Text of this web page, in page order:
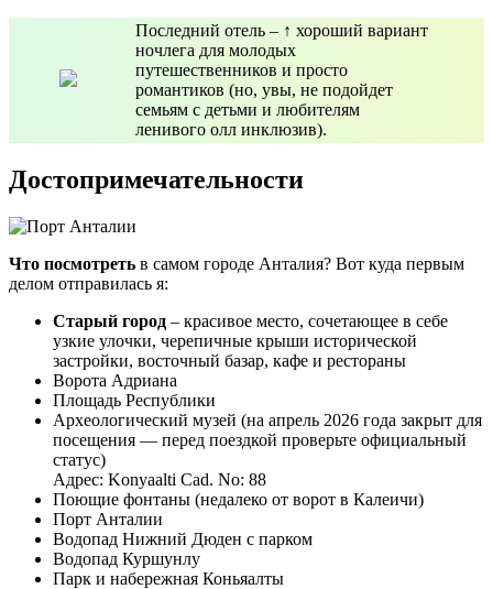
Последний отель – ↑ хороший вариант
ночлега для молодых
путешественников и просто
романтиков (но, увы, не подойдет
семьям с детьми и любителям
ленивого олл инклюзив).
Достопримечательности
Что посмотреть в самом городе Анталия? Вот куда первым
делом отправилась я:
Старый город – красивое место, сочетающее в себе
узкие улочки, черепичные крыши исторической
застройки, восточный базар, кафе и рестораны
Ворота Адриана
Площадь Республики
Археологический музей (на апрель 2026 года закрыт для
посещения — перед поездкой проверьте официальный
статус)
Адрес: Konyaalti Cad. No: 88
Поющие фонтаны (недалеко от ворот в Калеичи)
Порт Анталии
Водопад Нижний Дюден с парком
Водопад Куршунлу
Парк и набережная Коньяалты